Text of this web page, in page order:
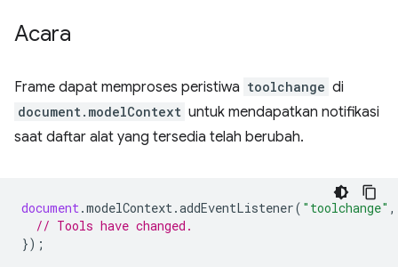
Acara
Frame dapat memproses peristiwa toolchange di
document.modelContext untuk mendapatkan notifikasi
saat daftar alat yang tersedia telah berubah.
document.modelContext.addEventListener( "toolchange" ,
// Tools have changed.
});